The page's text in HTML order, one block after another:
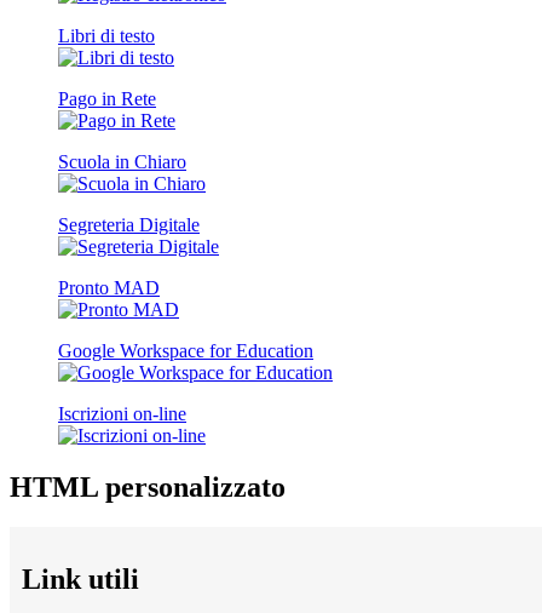
Libri di testo
Pago in Rete
Scuola in Chiaro
Segreteria Digitale
Pronto MAD
Google Workspace for Education
Iscrizioni on-line
HTML personalizzato
Link utili